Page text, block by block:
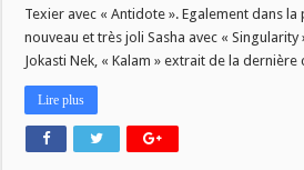
Texier avec « Antidote ». Egalement dans
nouveau et très joli Sasha avec « Singularity
Jokasti Nek, « Kalam » extrait de la dernière
Lire plus